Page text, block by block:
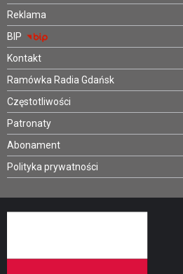
Reklama
BIP
Kontakt
Ramówka Radia Gdańsk
Częstotliwości
Patronaty
Abonament
Polityka prywatności